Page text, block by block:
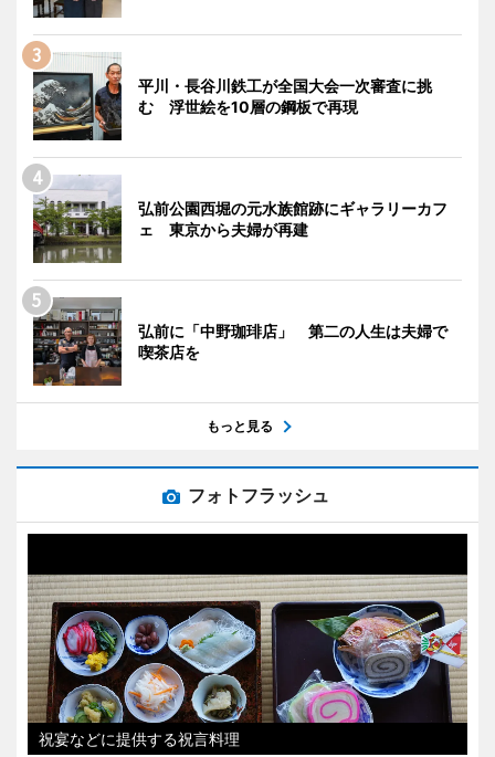
平川・長谷川鉄工が全国大会一次審査に挑
む 浮世絵を10層の鋼板で再現
弘前公園西堀の元水族館跡にギャラリーカフ
ェ 東京から夫婦が再建
弘前に「中野珈琲店」 第二の人生は夫婦で
喫茶店を
もっと見る
フォトフラッシュ
祝宴などに提供する祝言料理